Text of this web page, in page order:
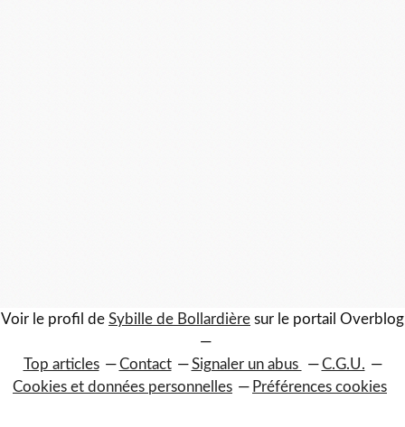
Voir le profil de Sybille de Bollardière sur le portail Overblog
Top articles Contact Signaler un abus
C.G.U.
Cookies et données personnelles
Préférences cookies